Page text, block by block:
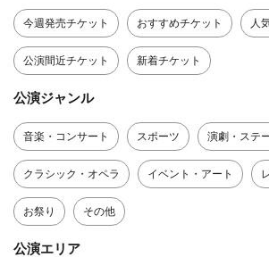
今週発売チケット おすすめチケット 人
公演間近チケット 新着チケット
公演ジャンル
音楽・コンサート スポーツ 演劇・ステ
クラシック・オペラ イベント・アート
お祭り その他
公演エリア